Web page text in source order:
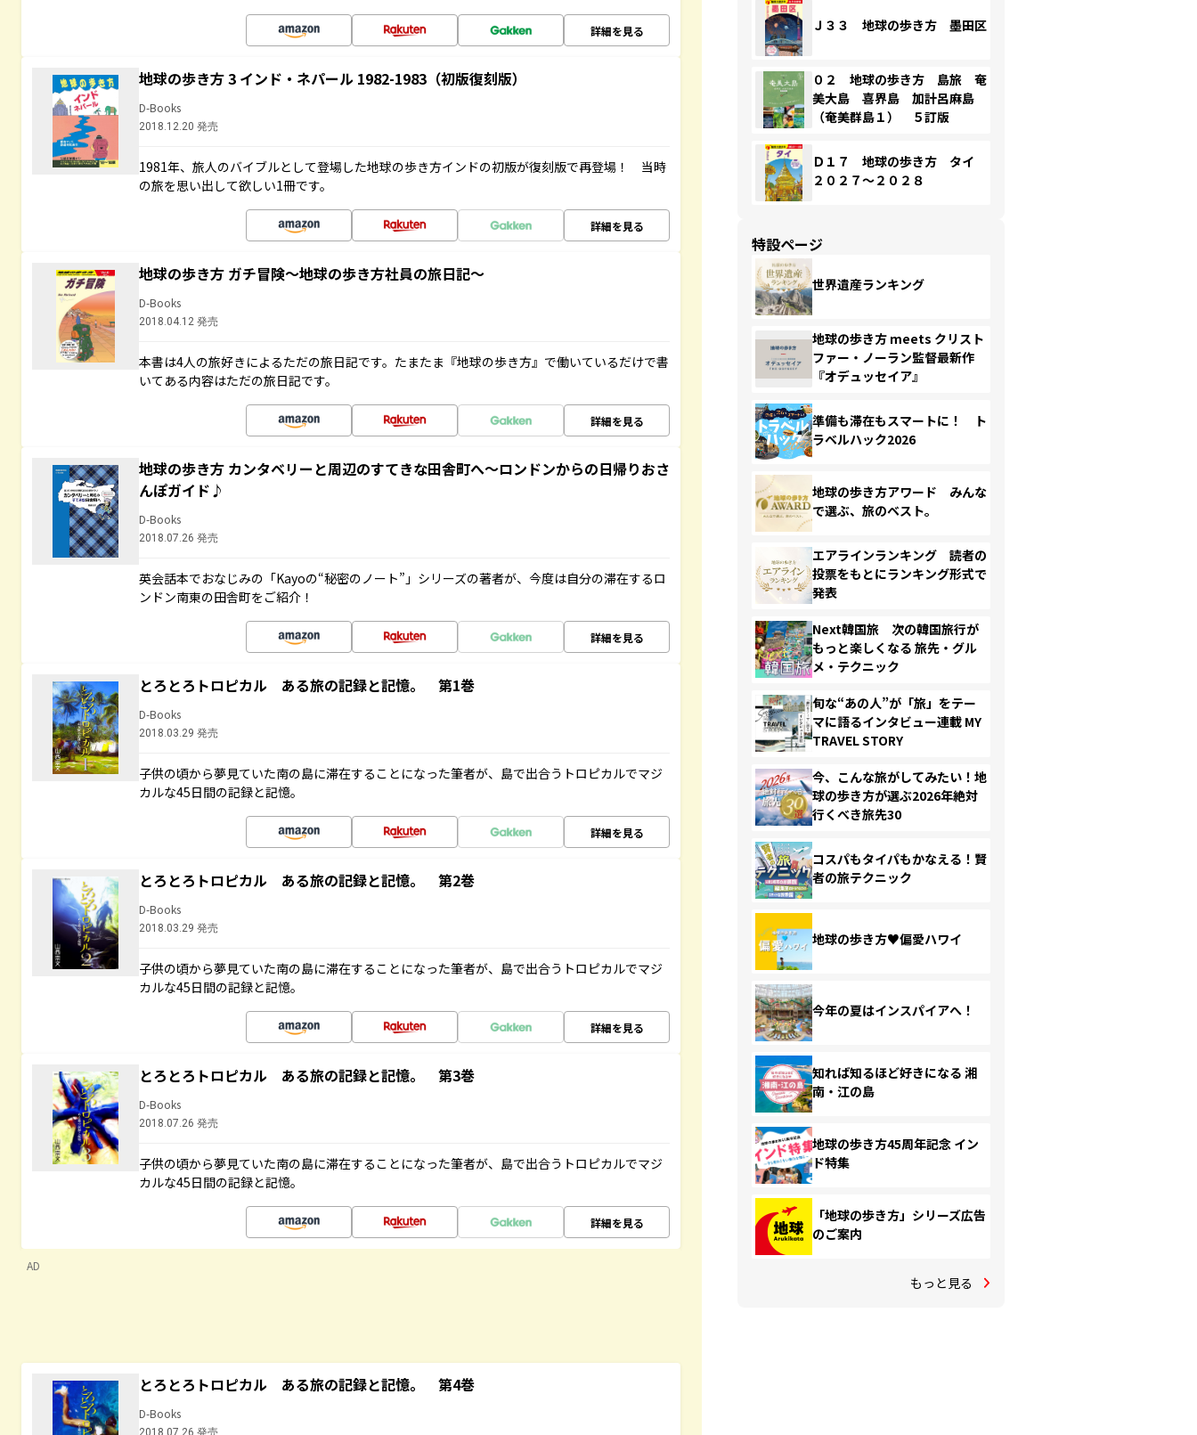
詳細を見る
地球の歩き方 3 インド・ネパール 1982-1983（初版復刻版）
D-Books
2018.12.20 発売
1981年、旅人のバイブルとして登場した地球の歩き方インドの初版が復刻版で再登場！ 当時
の旅を思い出して欲しい1冊です。
詳細を見る
地球の歩き方 ガチ冒険～地球の歩き方社員の旅日記～
D-Books
2018.04.12 発売
本書は4人の旅好きによるただの旅日記です。たまたま『地球の歩き方』で働いているだけで書
いてある内容はただの旅日記です。
詳細を見る
地球の歩き方 カンタベリーと周辺のすてきな田舎町へ～ロンドンからの日帰りおさ
んぽガイド♪
D-Books
2018.07.26 発売
英会話本でおなじみの「Kayoの“秘密のノート”」シリーズの著者が、今度は自分の滞在するロ
ンドン南東の田舎町をご紹介！
詳細を見る
とろとろトロピカル ある旅の記録と記憶。 第1巻
D-Books
2018.03.29 発売
子供の頃から夢見ていた南の島に滞在することになった筆者が、島で出合うトロピカルでマジ
カルな45日間の記録と記憶。
詳細を見る
とろとろトロピカル ある旅の記録と記憶。 第2巻
D-Books
2018.03.29 発売
子供の頃から夢見ていた南の島に滞在することになった筆者が、島で出合うトロピカルでマジ
カルな45日間の記録と記憶。
詳細を見る
とろとろトロピカル ある旅の記録と記憶。 第3巻
D-Books
2018.07.26 発売
子供の頃から夢見ていた南の島に滞在することになった筆者が、島で出合うトロピカルでマジ
カルな45日間の記録と記憶。
詳細を見る
AD
とろとろトロピカル ある旅の記録と記憶。 第4巻
D-Books
2018.07.26 発売
Ｊ３３ 地球の歩き方 墨田区
０２ 地球の歩き方 島旅 奄
美大島 喜界島 加計呂麻島
（奄美群島１） ５訂版
Ｄ１７ 地球の歩き方 タイ
２０２７～２０２８
特設ページ
世界遺産ランキング
地球の歩き方 meets クリスト
ファー・ノーラン監督最新作
『オデュッセイア』
準備も滞在もスマートに！ ト
ラベルハック2026
地球の歩き方アワード みんな
で選ぶ、旅のベスト。
エアラインランキング 読者の
投票をもとにランキング形式で
発表
Next韓国旅 次の韓国旅行が
もっと楽しくなる 旅先・グル
メ・テクニック
旬な“あの人”が「旅」をテー
マに語るインタビュー連載 MY
TRAVEL STORY
今、こんな旅がしてみたい！地
球の歩き方が選ぶ2026年絶対
行くべき旅先30
コスパもタイパもかなえる！賢
者の旅テクニック
地球の歩き方♥偏愛ハワイ
今年の夏はインスパイアへ！
知れば知るほど好きになる 湘
南・江の島
地球の歩き方45周年記念 イン
ド特集
「地球の歩き方」シリーズ広告
のご案内
もっと見る